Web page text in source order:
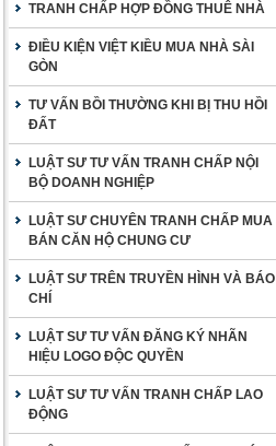
TRANH CHẤP HỢP ĐỒNG THUÊ NHÀ
ĐIỀU KIỆN VIỆT KIỀU MUA NHÀ SÀI
GÒN
TƯ VẤN BỒI THƯỜNG KHI BỊ THU HỒI
ĐẤT
LUẬT SƯ TƯ VẤN TRANH CHẤP NỘI
BỘ DOANH NGHIỆP
LUẬT SƯ CHUYÊN TRANH CHẤP MUA
BÁN CĂN HỘ CHUNG CƯ
LUẬT SƯ TRÊN TRUYỀN HÌNH VÀ BÁO
CHÍ
LUẬT SƯ TƯ VẤN ĐĂNG KÝ NHÃN
HIỆU LOGO ĐỘC QUYỀN
LUẬT SƯ TƯ VẤN TRANH CHẤP LAO
ĐỘNG